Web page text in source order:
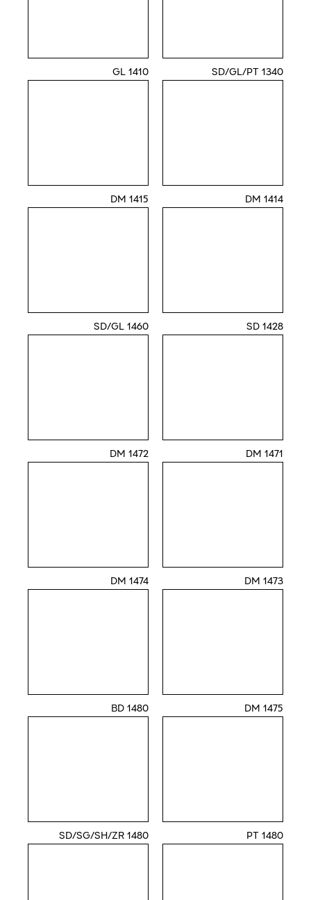
1340 SD/GL/PT
1410 GL
1414 DM
1415 DM
1428 SD
1460 SD/GL
1471 DM
1472 DM
1473 DM
1474 DM
1475 DM
1480 BD
1480 PT
1480 SD/SG/SH/ZR